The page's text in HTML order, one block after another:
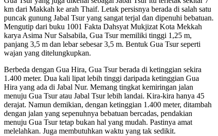
km dari Makkah ke arah Thaif. Letak persisnya berada di salah satu
puncak gunung Jabal Tsur yang sangat terjal dan dipenuhi bebatuan.
Mengutip dari buku 1001 Fakta Dahsyat Mukjizat Kota Mekkah
karya Asima Nur Salsabila, Gua Tsur memiliki tinggi 1,25 m,
panjang 3,5 m dan lebar sebesar 3,5 m. Bentuk Gua Tsur seperti
wajan yang ditelungkupkan.
Berbeda dengan Gua Hira, Gua Tsur berada di ketinggian sekira
1.400 meter. Dua kali lipat lebih tinggi daripada ketinggian Gua
Hira yang ada di Jabal Nur. Memang tingkat kemiringan jalan
menuju Gua Tsur atau Jabal Tsur lebih landai. Kira-kira hanya 45
derajat. Namun demikian, dengan ketinggian 1.400 meter, ditambah
dengan jalan yang sepenuhnya bebatuan bercadas, pendakian
menuju Gua Tsur tetap bukan hal yang mudah. Pastinya amat
melelahkan. Juga membutuhkan waktu yang tak sedikit.